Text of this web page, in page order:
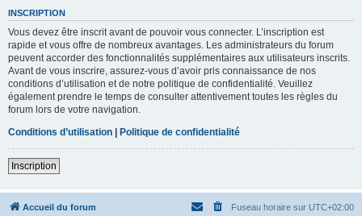
INSCRIPTION
Vous devez être inscrit avant de pouvoir vous connecter. L’inscription est
rapide et vous offre de nombreux avantages. Les administrateurs du forum
peuvent accorder des fonctionnalités supplémentaires aux utilisateurs inscrits.
Avant de vous inscrire, assurez-vous d’avoir pris connaissance de nos
conditions d’utilisation et de notre politique de confidentialité. Veuillez
également prendre le temps de consulter attentivement toutes les règles du
forum lors de votre navigation.
Conditions d’utilisation | Politique de confidentialité
Inscription
Accueil du forum Fuseau horaire sur UTC+02:00